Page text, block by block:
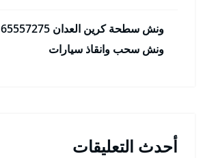
ونش سطحة كرين العدان 65557275
ونش سحب وانقاذ سيارات
أحدث التعليقات